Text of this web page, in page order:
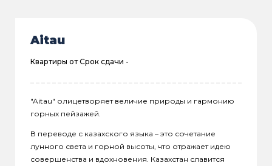
Aitau
Квартиры отСрок сдачи -
"Aitau" олицетворяет величие природы и гармонию
горных пейзажей.
В переводе с казахского языка – это сочетание
лунного света и горной высоты, что отражает идею
совершенства и вдохновения. Казахстан славится